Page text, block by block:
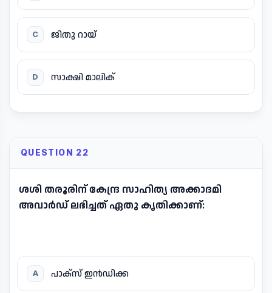
C ജിതു റായ്
D സാക്ഷി മാലിക്
QUESTION 22
ശശി തരൂരിന് കേന്ദ്ര സാഹിത്യ അക്കാദമി
അവാർഡ് ലഭിച്ചത് ഏതു കൃതിക്കാണ്:
A പാക്സ് ഇൻഡിക്ക